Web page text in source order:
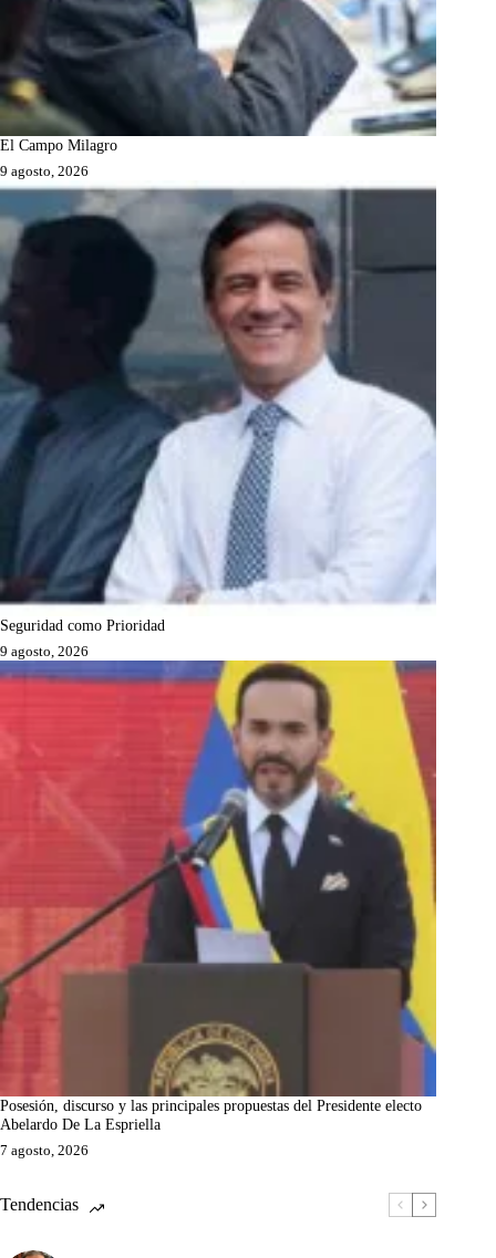
El Campo Milagro
9 agosto, 2026
Seguridad como Prioridad
9 agosto, 2026
Posesión, discurso y las principales propuestas del Presidente electo
Abelardo De La Espriella
7 agosto, 2026
Tendencias